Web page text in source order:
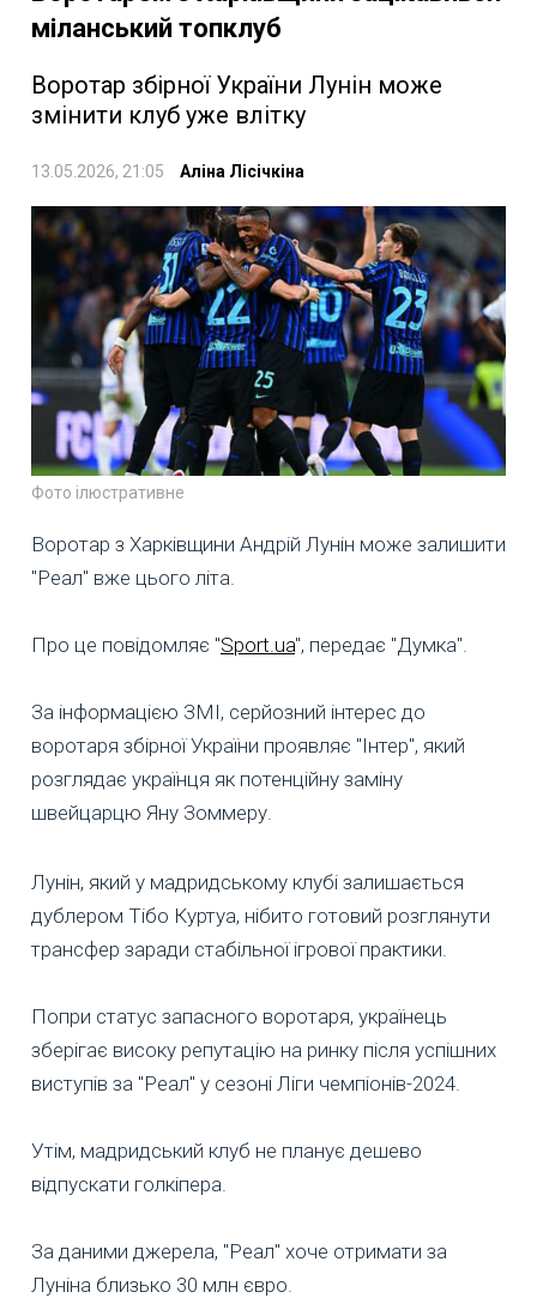
міланський топклуб
Воротар збірної України Лунін може
змінити клуб уже влітку
13.05.2026, 21:05 Аліна Лісічкіна
Фото ілюстративне
Воротар з Харківщини Андрій Лунін може залишити
"Реал" вже цього літа.
Про це повідомляє "Sport.ua", передає "Думка".
За інформацією ЗМІ, серйозний інтерес до
воротаря збірної України проявляє "Інтер", який
розглядає українця як потенційну заміну
швейцарцю Яну Зоммеру.
Лунін, який у мадридському клубі залишається
дублером Тібо Куртуа, нібито готовий розглянути
трансфер заради стабільної ігрової практики.
Попри статус запасного воротаря, українець
зберігає високу репутацію на ринку після успішних
виступів за "Реал" у сезоні Ліги чемпіонів-2024.
Утім, мадридський клуб не планує дешево
відпускати голкіпера.
За даними джерела, "Реал" хоче отримати за
Луніна близько 30 млн євро.